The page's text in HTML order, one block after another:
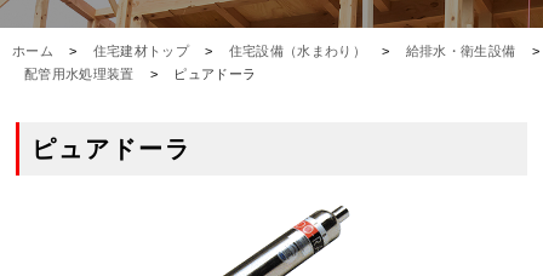
ホーム > 住宅建材トップ > 住宅設備（水まわり） > 給排水・衛生設備
>
配管用水処理装置
> ピュアドーラ
ピュアドーラ